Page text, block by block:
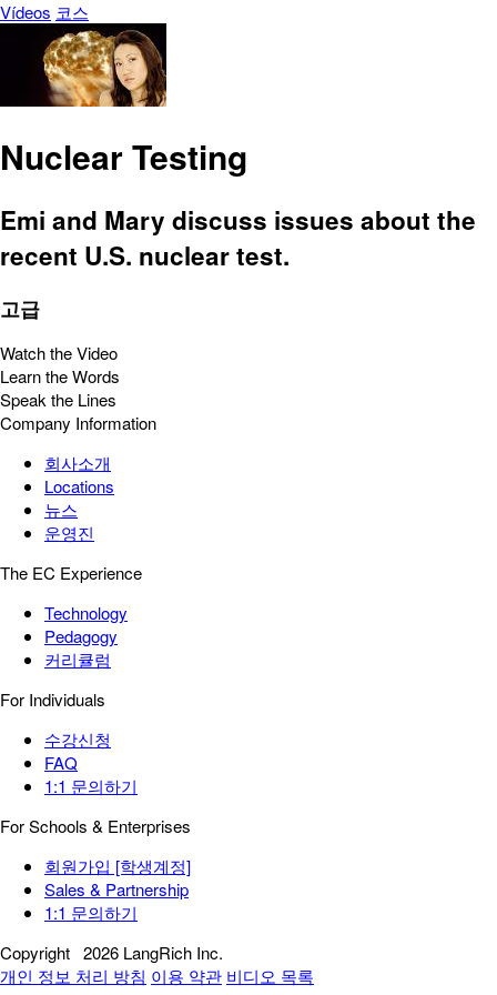
Vídeos 코스
Nuclear Testing
Emi and Mary discuss issues about the
recent U.S. nuclear test.
고급
Watch the Video
Learn the Words
Speak the Lines
Company Information
회사소개
Locations
뉴스
운영진
The EC Experience
Technology
Pedagogy
커리큘럼
For Individuals
수강신청
FAQ
1:1 문의하기
For Schools & Enterprises
회원가입 [학생계정]
Sales & Partnership
1:1 문의하기
Copyright 2026 LangRich Inc.
개인 정보 처리 방침 이용 약관 비디오 목록